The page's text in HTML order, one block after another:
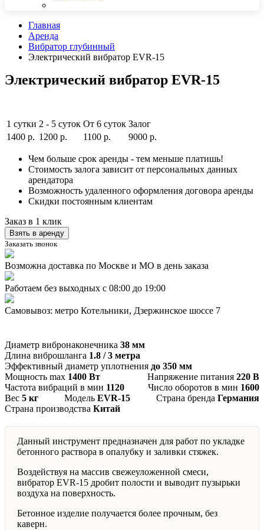
Главная
Аренда
Вибратор глубинный
Электрический вибратор EVR-15
Электрический вибратор EVR-15
1 сутки 2 - 5 суток От 6 суток Залог
1400 р. 1200 р. 1100 р. 9000 р.
Чем больше срок аренды - тем меньше платишь!
Стоимость залога зависит от персональных данных
арендатора
Возможность удаленного оформления договора аренды
Скидки постоянным клиентам
Заказ в 1 клик
Взять в аренду
Заказать звонок
Возможна доставка по Москве и МО в день заказа
Работаем без выходных с 08:00 до 19:00
Самовывоз: метро Котельники, Дзержинское шоссе 7
Диаметр вибронаконечника 38 мм
Длина виброшланга 1.8 / 3 метра
Эффективный диаметр уплотнения до 350 мм
Мощность max 1400 Вт Напряжение питания 220 В
Частота вибраций в мин 1120 Число оборотов в мин 1600
Вес 5 кг Модель EVR-15 Страна бренда Германия
Страна производства Китай
Данный инструмент предназначен для работ по укладке
бетонного раствора в опалубку и заливки стяжек.
Воздействуя на массив свежеуложенной смеси,
вибратор EVR-15 дробит полости и выводит пузырьки
воздуха на поверхность.
Бетонное изделие получается более прочным, без
каверн.